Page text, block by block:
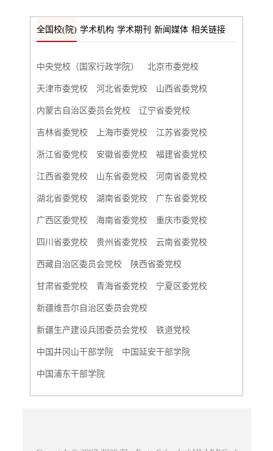
全国校(院) 学术机构 学术期刊 新闻媒体 相关链接
中央党校（国家行政学院） 北京市委党校
天津市委党校 河北省委党校 山西省委党校
内蒙古自治区委员会党校 辽宁省委党校
吉林省委党校 上海市委党校 江苏省委党校
浙江省委党校 安徽省委党校 福建省委党校
江西省委党校 山东省委党校 河南省委党校
湖北省委党校 湖南省委党校 广东省委党校
广西区委党校 海南省委党校 重庆市委党校
四川省委党校 贵州省委党校 云南省委党校
西藏自治区委员会党校 陕西省委党校
甘肃省委党校 青海省委党校 宁夏区委党校
新疆维吾尔自治区委员会党校
新疆生产建设兵团委员会党校 铁道党校
中国井冈山干部学院 中国延安干部学院
中国浦东干部学院